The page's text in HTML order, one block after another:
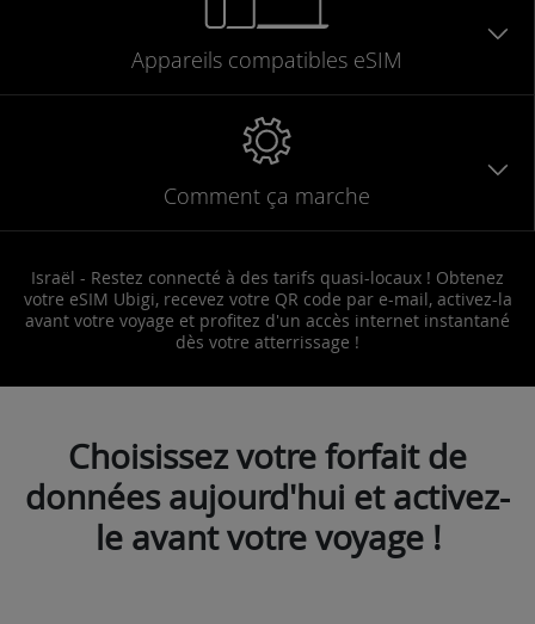
Appareils compatibles eSIM
Comment ça marche
Israël - Restez connecté à des tarifs quasi-locaux ! Obtenez
votre eSIM Ubigi, recevez votre QR code par e-mail, activez-la
avant votre voyage et profitez d'un accès internet instantané
dès votre atterrissage !
Choisissez votre forfait de
données aujourd'hui et activez-
le avant votre voyage !